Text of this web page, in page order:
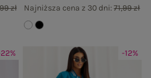
zł Najniższa cena z 30 dni:71,99 zł
-12%